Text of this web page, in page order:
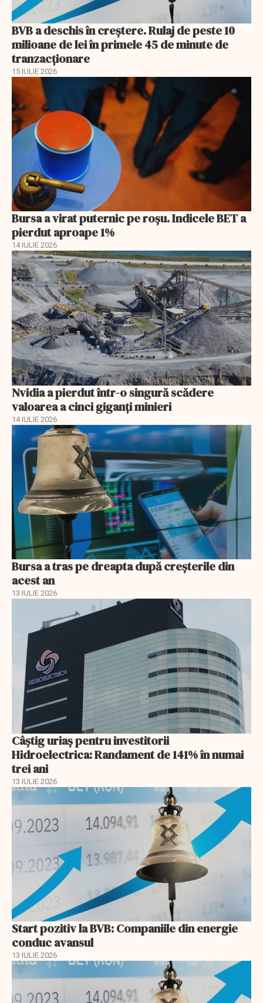
BVB a deschis în creştere. Rulaj de peste 10
milioane de lei în primele 45 de minute de
tranzacționare
15 IULIE 2026
Bursa a virat puternic pe roșu. Indicele BET a
pierdut aproape 1%
14 IULIE 2026
Nvidia a pierdut într-o singură scădere
valoarea a cinci giganți minieri
14 IULIE 2026
Bursa a tras pe dreapta după creșterile din
acest an
13 IULIE 2026
Câștig uriaș pentru investitorii
Hidroelectrica: Randament de 141% în numai
trei ani
13 IULIE 2026
Start pozitiv la BVB: Companiile din energie
conduc avansul
13 IULIE 2026